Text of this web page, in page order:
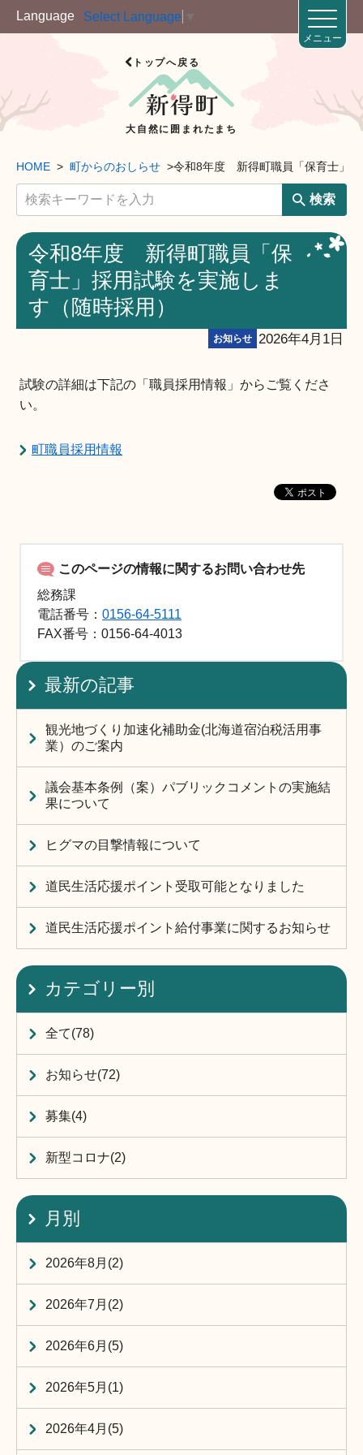
Language Select Language
トップへ戻る
大自然に囲まれたまち
メニュー
HOME 町からのおしらせ 令和8年度 新得町職員「保育士」
検索
令和8年度 新得町職員「保
育士」採用試験を実施しま
す（随時採用）
2026年4月1日
お知らせ
試験の詳細は下記の「職員採用情報」からご覧くださ
い。
町職員採用情報
このページの情報に関するお問い合わせ先
総務課
電話番号：0156-64-5111
FAX番号：0156-64-4013
最新の記事
観光地づくり加速化補助金(北海道宿泊税活用事
業）のご案内
議会基本条例（案）パブリックコメントの実施結
果について
ヒグマの目撃情報について
道民生活応援ポイント受取可能となりました
道民生活応援ポイント給付事業に関するお知らせ
カテゴリー別
全て(78)
お知らせ(72)
募集(4)
新型コロナ(2)
月別
2026年8月(2)
2026年7月(2)
2026年6月(5)
2026年5月(1)
2026年4月(5)